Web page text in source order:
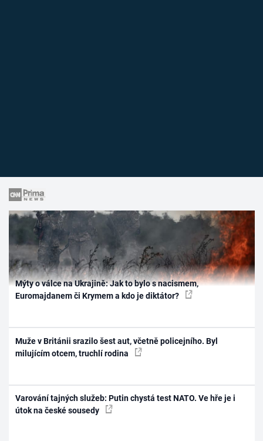
Mýty o válce na Ukrajině: Jak to bylo s nacismem,
Euromajdanem či Krymem a kdo je diktátor?
Muže v Británii srazilo šest aut, včetně policejního. Byl
milujícím otcem, truchlí rodina
Varování tajných služeb: Putin chystá test NATO. Ve hře je i
útok na české sousedy